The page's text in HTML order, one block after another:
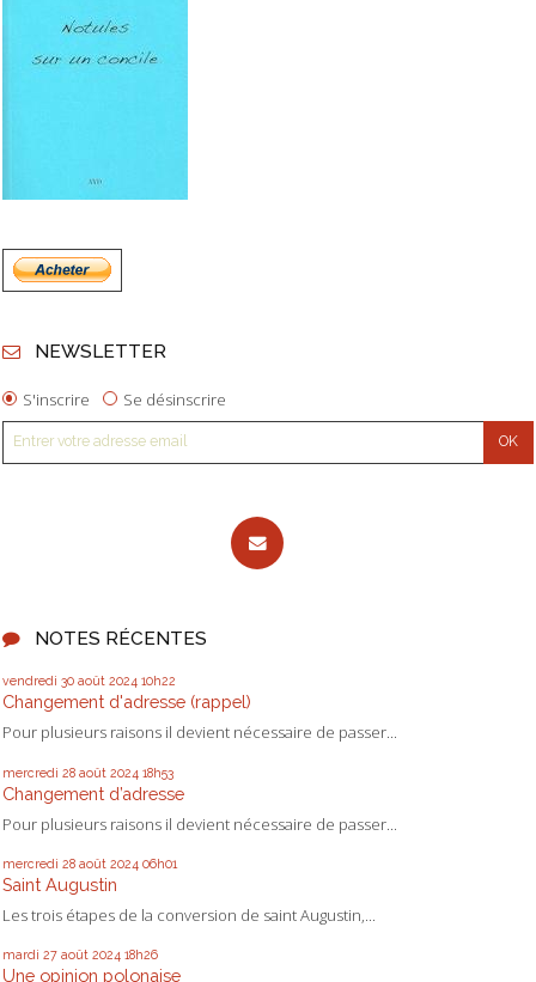
NEWSLETTER
S'inscrire Se désinscrire
NOTES RÉCENTES
vendredi 30 août 2024 10h22
Changement d'adresse (rappel)
Pour plusieurs raisons il devient nécessaire de passer...
mercredi 28 août 2024 18h53
Changement d’adresse
Pour plusieurs raisons il devient nécessaire de passer...
mercredi 28 août 2024 06h01
Saint Augustin
Les trois étapes de la conversion de saint Augustin,...
mardi 27 août 2024 18h26
Une opinion polonaise